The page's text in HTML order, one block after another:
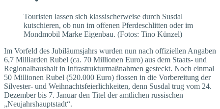
Touristen lassen sich klassischerweise durch Susdal
kutschieren, ob nun im offenen Pferdeschlitten oder im
Mondmobil Marke Eigenbau. (Fotos: Tino Künzel)
Im Vorfeld des Jubiläumsjahrs wurden nun nach offiziellen Angaben
6,7 Milliarden Rubel (ca. 70 Millionen Euro) aus dem Staats- und
Regionalhaushalt in Infrastrukturmaßnahmen gesteckt. Noch einmal
50 Millionen Rubel (520.000 Euro) flossen in die Vorbereitung der
Silvester- und Weihnachtsfeierlichkeiten, denn Susdal trug vom 24.
Dezember bis 7. Januar den Titel der amtlichen russischen
„Neujahrshauptstadt“.